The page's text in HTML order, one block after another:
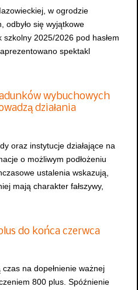
w ogrodzie
odbyło się wyjątkowe
2025/2026 pod hasłem
spektakl
wybuchowych
działania
oraz instytucje działające na
o możliwym podłożeniu
ustalenia wskazują,
mają charakter fałszywy,
do końca czerwca
na dopełnienie ważnej
800 plus. Spóźnienie